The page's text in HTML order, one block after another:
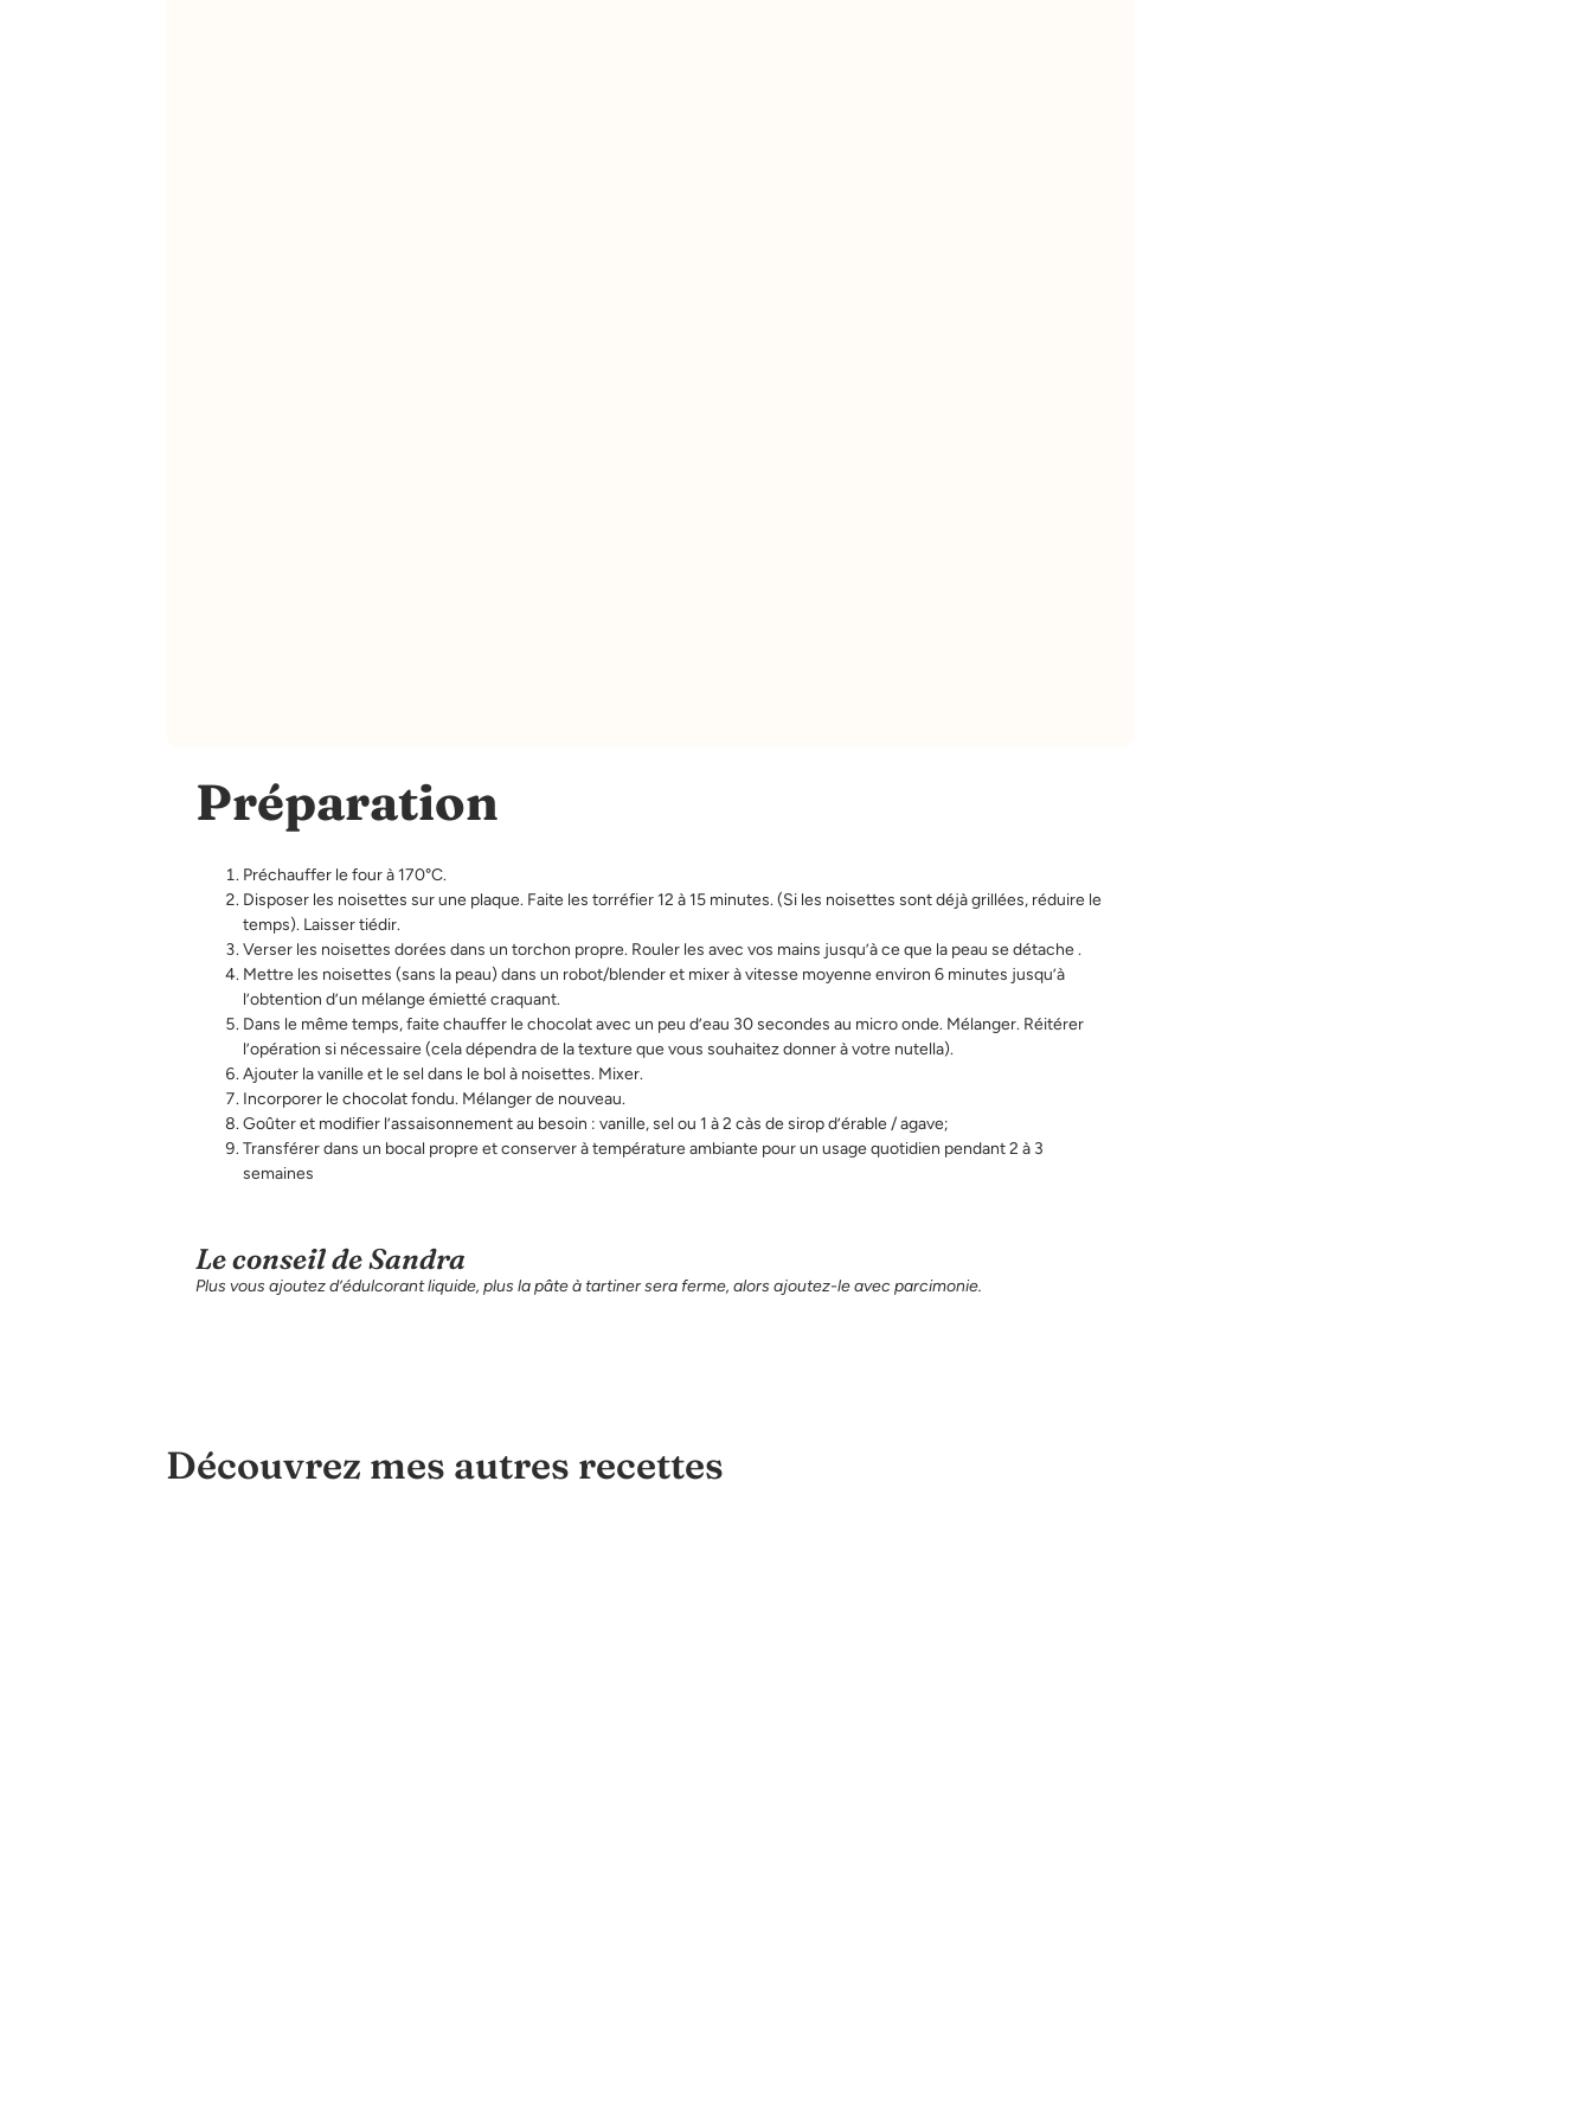
Préparation
Préchauffer le four à 170°C.
Disposer les noisettes sur une plaque. Faite les torréfier 12 à 15 minutes. (Si les noisettes sont déjà grillées, réduire le
temps). Laisser tiédir.
Verser les noisettes dorées dans un torchon propre. Rouler les avec vos mains jusqu’à ce que la peau se détache .
Mettre les noisettes (sans la peau) dans un robot/blender et mixer à vitesse moyenne environ 6 minutes jusqu’à
l’obtention d’un mélange émietté craquant.
Dans le même temps, faite chauffer le chocolat avec un peu d’eau 30 secondes au micro onde. Mélanger. Réitérer
l’opération si nécessaire (cela dépendra de la texture que vous souhaitez donner à votre nutella).
Ajouter la vanille et le sel dans le bol à noisettes. Mixer.
Incorporer le chocolat fondu. Mélanger de nouveau.
Goûter et modifier l’assaisonnement au besoin : vanille, sel ou 1 à 2 càs de sirop d’érable / agave;
Transférer dans un bocal propre et conserver à température ambiante pour un usage quotidien pendant 2 à 3
semaines
Le conseil de Sandra
Plus vous ajoutez d’édulcorant liquide, plus la pâte à tartiner sera ferme, alors ajoutez-le avec parcimonie.
Découvrez mes autres recettes